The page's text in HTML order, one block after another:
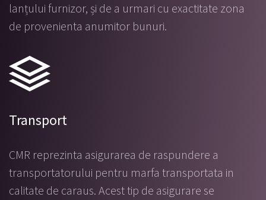
lanțului furnizor, și de a urmari cu exactitate zona
de provenienta anumitor bunuri.
Transport
CMR reprezinta asigurarea de raspundere a
transportatorului pentru marfa transportata in
calitate de caraus. Acest tip de asigurare se